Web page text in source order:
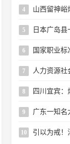
4 山西留神峪
5 日本广岛县一
6 国家职业标准
7 人力资源社会保障部办公
8 四川宜宾
9 广东一知名
10 引以为戒！消防